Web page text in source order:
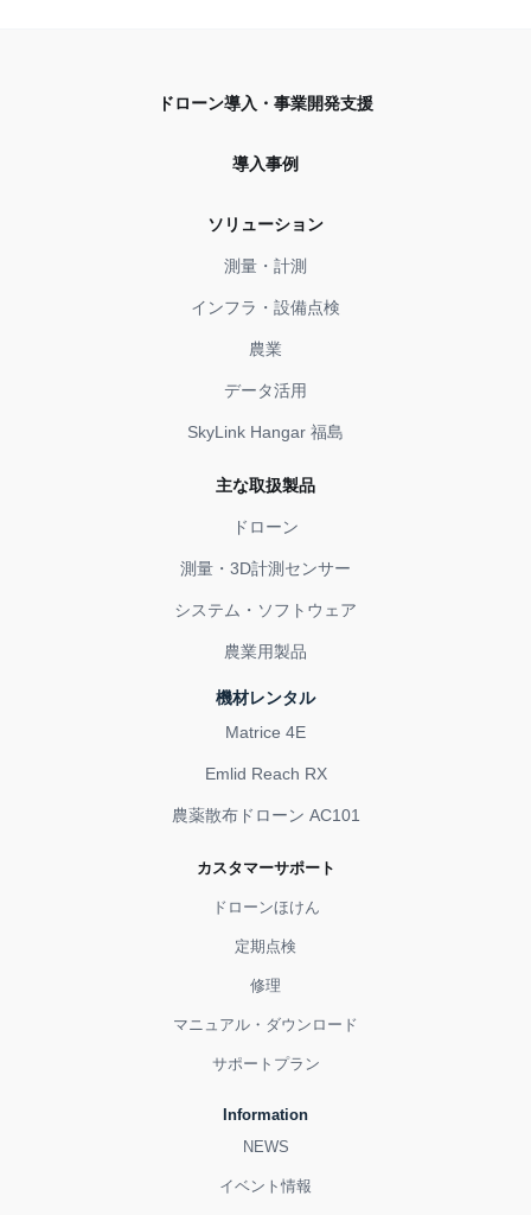
ドローン導入・事業開発支援
導入事例
ソリューション
測量・計測
インフラ・設備点検
農業
データ活用
SkyLink Hangar 福島
主な取扱製品
ドローン
測量・3D計測センサー
システム・ソフトウェア
農業用製品
機材レンタル
Matrice 4E
Emlid Reach RX
農薬散布ドローン AC101
カスタマーサポート
ドローンほけん
定期点検
修理
マニュアル・ダウンロード
サポートプラン
Information
NEWS
イベント情報